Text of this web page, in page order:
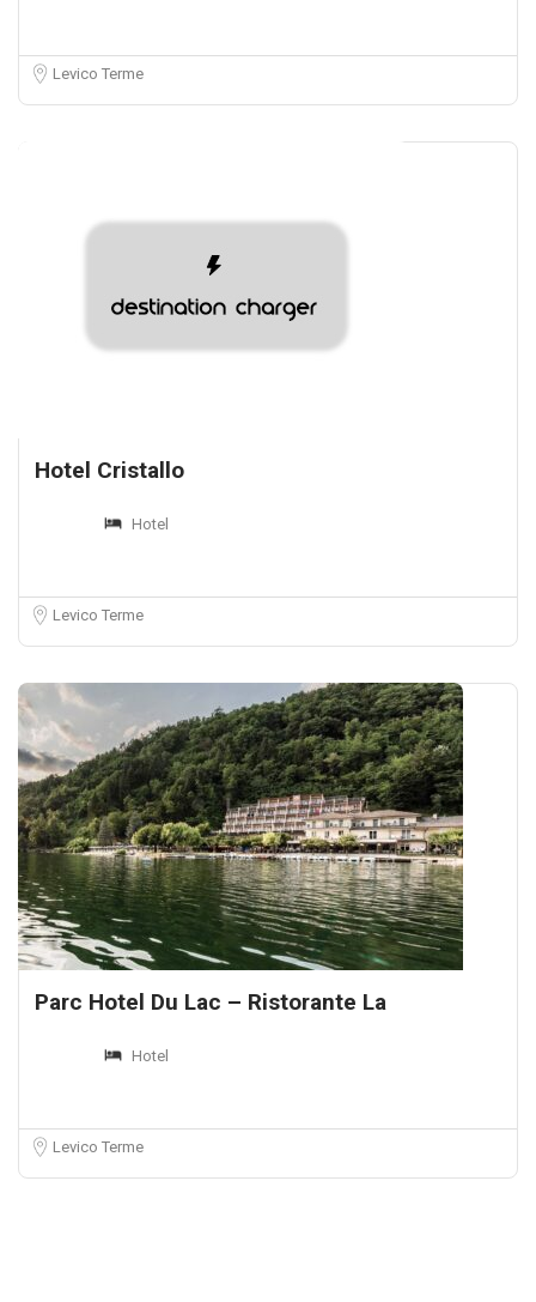
Levico Terme
Hotel Cristallo
Hotel
Levico Terme
Parc Hotel Du Lac – Ristorante La
Hotel
Levico Terme